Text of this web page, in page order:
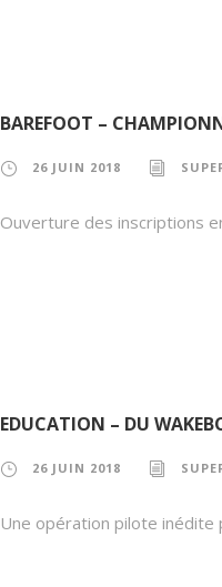
BAREFOOT –
26 JUIN 2018
Ouverture des inscriptions
EDUCATION – DU
26 JUIN 2018
Une opération pilote inédite